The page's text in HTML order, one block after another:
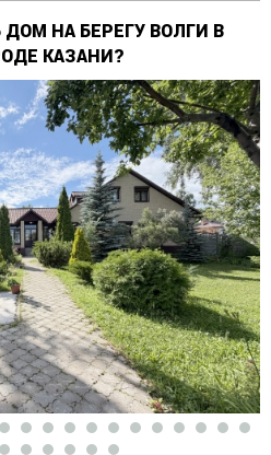
НА БЕРЕГУ ВОЛГИ В
КАЗАНИ?